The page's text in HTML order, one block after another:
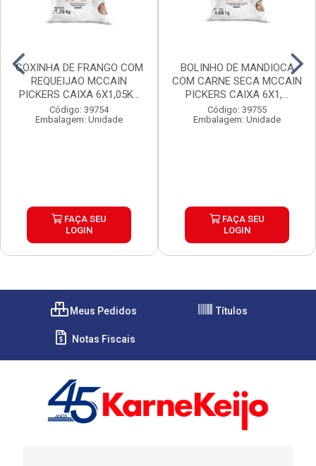
COXINHA DE FRANGO COM
REQUEIJAO MCCAIN
PICKERS CAIXA 6X1,05K...
Código: 39754
Embalagem: Unidade
FAÇA SEU
LOGIN
BOLINHO DE MANDIOCA
COM CARNE SECA MCCAIN
PICKERS CAIXA 6X1,...
Código: 39755
Embalagem: Unidade
FAÇA SEU
LOGIN
Meus Pedidos Títulos
Notas Fiscais